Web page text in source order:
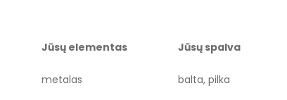
Jūsų elementas Jūsų spalva
metalas balta, pilka